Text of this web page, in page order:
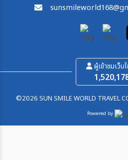
ผู้เข้าชมเว็บ
©2026 SUN SMILE WORLD TRAVEL
Powered by